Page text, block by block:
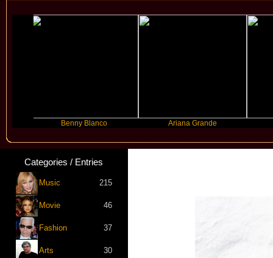
Benny Blanco Ariana Grande
Categories / Entries
Music 215
Movie 46
Fashion 37
Arts 30